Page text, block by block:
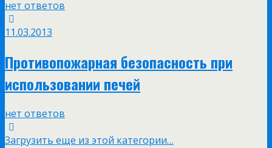
нет ответов
11.03.2013
Противопожарная безопасность при
использовании печей
нет ответов
Загрузить еще из этой категории…